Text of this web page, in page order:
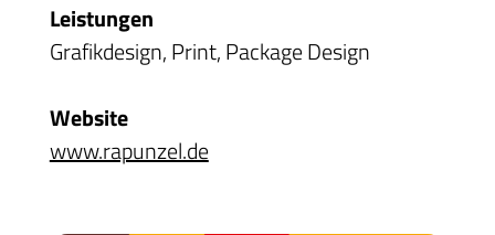
Leistungen
Grafikdesign, Print, Package Design
Website
www.rapunzel.de